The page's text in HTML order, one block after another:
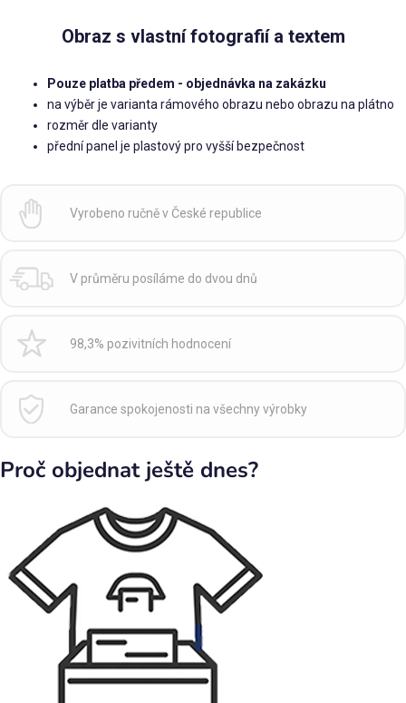
Obraz s vlastní fotografií a textem
Pouze platba předem - objednávka na zakázku
na výběr je varianta rámového obrazu nebo obrazu na plátno
rozměr dle varianty
přední panel je plastový pro vyšší bezpečnost
Vyrobeno ručně v České republice
V průměru posíláme do dvou dnů
98,3% pozivitních hodnocení
Garance spokojenosti na všechny výrobky
Proč objednat ještě dnes?